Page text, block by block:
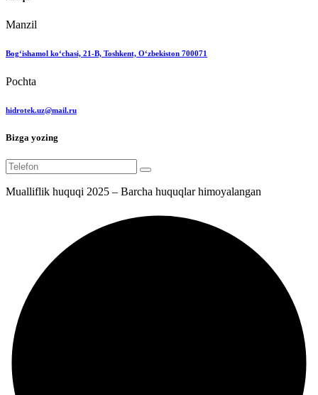
Manzil
Bog‘ishamol ko‘chasi, 21-B, Toshkent, O‘zbekiston 700071
Pochta
hidrotek.uz@mail.ru
Bizga yozing
Mualliflik huquqi 2025 – Barcha huquqlar himoyalangan